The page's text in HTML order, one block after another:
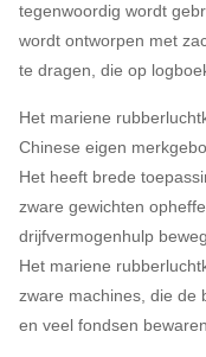
tegenwoordig wordt
wordt ontworpen met
te dragen, die op
Het mariene
Chinese eigen
Het heeft brede
zware gewichten
drijfvermogenhulp
Het mariene
zware machines, die de
en veel fondsen bewaren.